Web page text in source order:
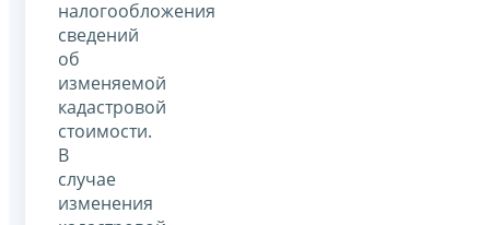
налогообложения
сведений
об
изменяемой
кадастровой
стоимости.
В
случае
изменения